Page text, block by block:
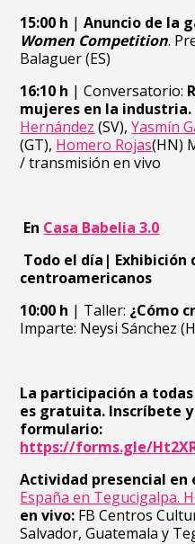
15:00 h |Anuncio de la
Women Competition.
Balaguer (ES)
16:10 h | Conversatorio:
mujeres en la industria.
Hernández (SV),Yasmín
(GT), Homero Rojas(HN)
/ transmisión en vivo
En Casa Babelia 3.0
Todo el día| Exhibición
centroamericanos
10:00 h | Taller: ¿Cómo
Imparte: Neysi Sánchez
La participación a
es gratuita. Inscríbete
formulario:
https://forms.gle/
Actividad presencial en
España en Tegucigalpa.
en vivo: FB Centros
Salvador, Guatemala y